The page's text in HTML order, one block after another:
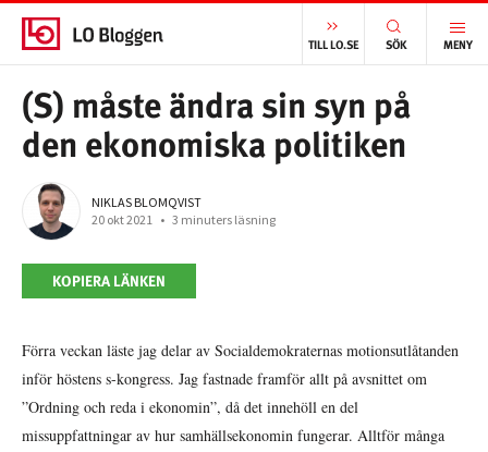
TILL LO.SE SÖK MENY
START/ (S) MÅSTE ÄNDRA SIN SYN PÅ DEN EKONOMISKA POLITIKEN
(S) måste ändra sin syn på
den ekonomiska politiken
NIKLAS BLOMQVIST
20 okt 2021
• 3 minuters läsning
KOPIERA LÄNKEN
Förra veckan läste jag delar av Socialdemokraternas motionsutlåtanden
inför höstens s-kongress. Jag fastnade framför allt på avsnittet om
”Ordning och reda i ekonomin”, då det innehöll en del
missuppfattningar av hur samhällsekonomin fungerar. Alltför många